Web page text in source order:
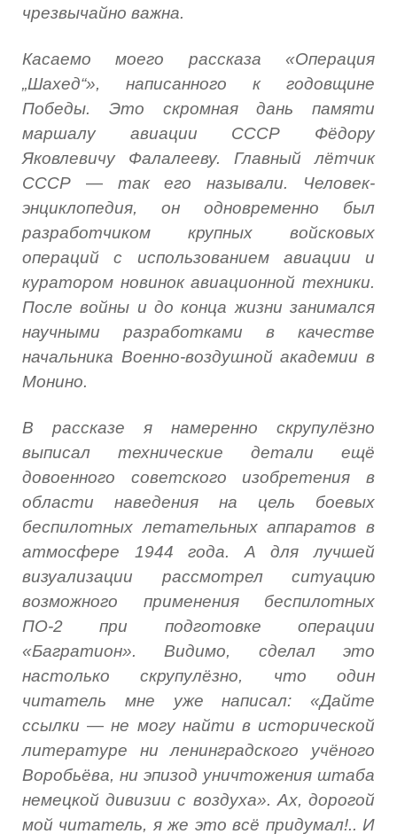
чрезвычайно важна.
Касаемо моего рассказа «Операция
„Шахед“», написанного к годовщине
Победы. Это скромная дань памяти
маршалу авиации СССР Фёдору
Яковлевичу Фалалееву. Главный лётчик
СССР —так его называли. Человек-
энциклопедия, он одновременно был
разработчиком крупных войсковых
операций с использованием авиации и
куратором новинок авиационной техники.
После войны и до конца жизни занимался
научными разработками в качестве
начальника Военно-воздушной академии в
Монино.
В рассказе я намеренно скрупулёзно
выписал технические детали ещё
довоенного советского изобретения в
области наведения на цель боевых
беспилотных летательных аппаратов в
атмосфере 1944 года. А для лучшей
визуализации рассмотрел ситуацию
возможного применения беспилотных
ПО-2 при подготовке операции
«Багратион». Видимо, сделал это
настолько скрупулёзно, что один
читатель мне уже написал: «Дайте
ссылки— не могу найти в исторической
литературе ни ленинградского учёного
Воробьёва, ни эпизод уничтожения штаба
немецкой дивизии с воздуха». Ах, дорогой
мой читатель, я же это всё придумал!.. И